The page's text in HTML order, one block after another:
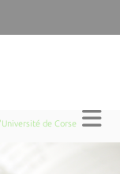
de Corse